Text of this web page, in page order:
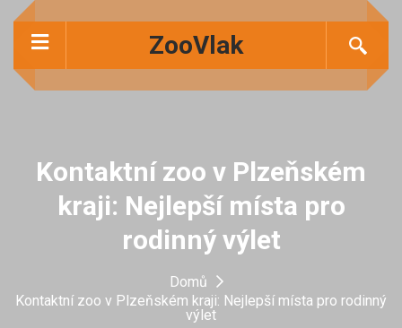
ZooVlak
Kontaktní zoo v Plzeňském
kraji: Nejlepší místa pro
rodinný výlet
Domů
Kontaktní zoo v Plzeňském kraji: Nejlepší místa pro rodinný
výlet